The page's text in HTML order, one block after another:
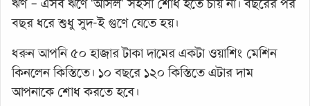
ঋণ – এসব ঋণে ‘আসল’ সহসা শোধ হতে চায় না। বছরের পর
বছর ধরে শুধু সুদ-ই গুণে যেতে হয়।
ধরুন আপনি ৫০ হাজার টাকা দামের একটা ওয়াশিং মেশিন
কিনলেন কিস্তিতে। ১০ বছরে ১২০ কিস্তিতে এটার দাম
আপনাকে শোধ করতে হবে।